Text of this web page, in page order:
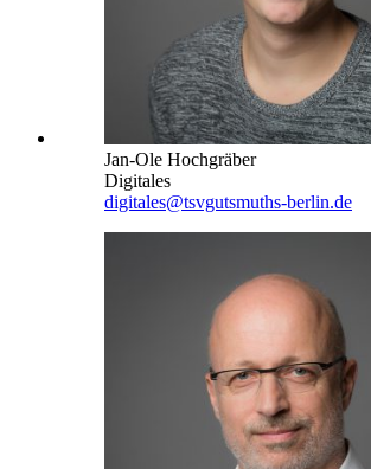
Jan-Ole Hochgräber
Digitales
digitales@tsvgutsmuths-berlin.de